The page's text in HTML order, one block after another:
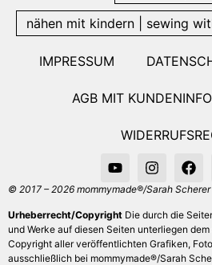
nähen mit kindern | sewing
IMPRESSUM
AGB MIT
© 2017 – 2026 mommymade®/Sarah Scherer
Urheberrecht/Copyright Die durch die
und Werke auf diesen Seiten unterliegen
Copyright aller veröffentlichten Grafiken,
ausschließlich bei mommymade®/Sarah